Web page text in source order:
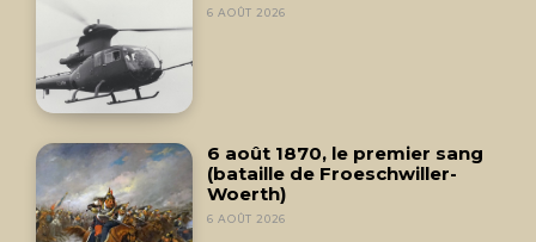
6 AOÛT 2026
6 août 1870, le premier sang
(bataille de Froeschwiller-
Woerth)
6 AOÛT 2026